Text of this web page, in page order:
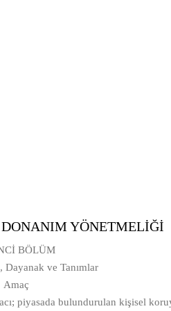
YÖNETMELİĞİ
BÖLÜM
Dayanak ve Tanımlar
Amaç
piyasada bulundurulan kişisel